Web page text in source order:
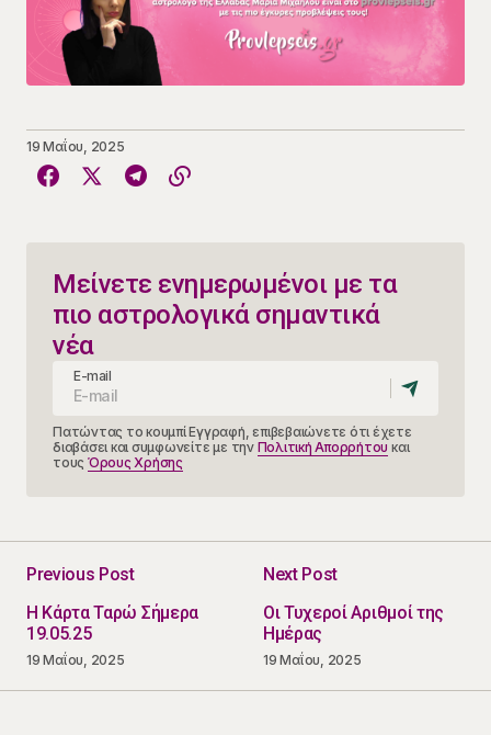
19 Μαΐου, 2025
Μείνετε ενημερωμένοι με τα
πιο αστρολογικά σημαντικά
νέα
E-mail
Πατώντας το κουμπί Εγγραφή, επιβεβαιώνετε ότι έχετε
διαβάσει και συμφωνείτε με την Πολιτική Απορρήτου και
τους Όρους Χρήσης
Previous Post
Η Κάρτα Ταρώ Σήμερα
19.05.25
19 Μαΐου, 2025
Next Post
Οι Τυχεροί Αριθμοί της
Ημέρας
19 Μαΐου, 2025